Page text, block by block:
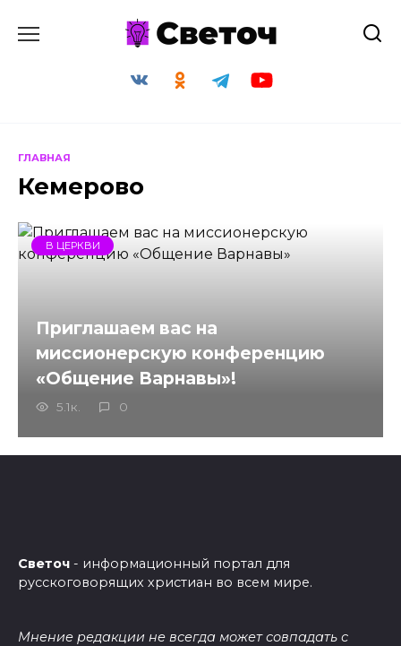
ГЛАВНАЯ
Кемерово
В ЦЕРКВИ
Приглашаем вас на
миссионерскую конференцию
«Общение Варнавы»!
5.1к. 0
Светоч - информационный портал для
русскоговорящих христиан во всем мире.
Мнение редакции не всегда может совпадать с